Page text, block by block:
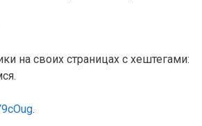
на своих страницах с хештегами:
.